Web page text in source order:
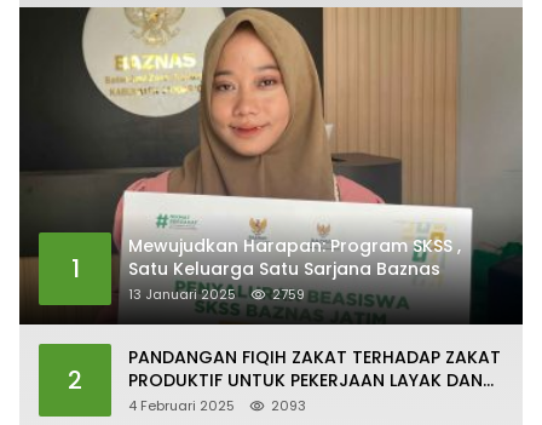
1
Mewujudkan Harapan: Program SKSS ,
Satu Keluarga Satu Sarjana Baznas
13 Januari 2025 2759
2
PANDANGAN FIQIH ZAKAT TERHADAP ZAKAT
PRODUKTIF UNTUK PEKERJAAN LAYAK DAN
PERTUMBUHAN EKONOMI SESUAI DENGAN
4 Februari 2025 2093